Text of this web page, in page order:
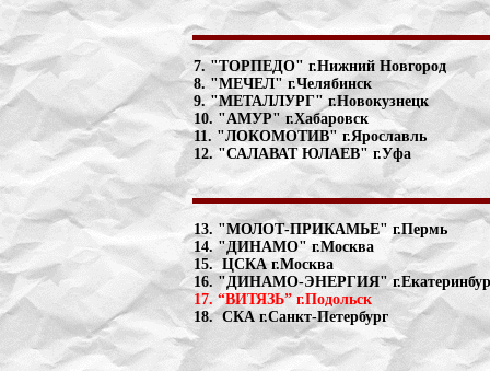
7. "ТОРПЕДО" г.Нижний Новгород
8. "МЕЧЕЛ" г.Челябинск
9. "МЕТАЛЛУРГ" г.Новокузнецк
10. "АМУР" г.Хабаровск
11. "ЛОКОМОТИВ" г.Ярославль
12. "САЛАВАТ ЮЛАЕВ" г.Уфа
13. "МОЛОТ-ПРИКАМЬЕ" г.Пермь
14. "ДИНАМО" г.Москва
15. ЦСКА г.Москва
16. "ДИНАМО-ЭНЕРГИЯ"
17. “ВИТЯЗЬ” г.Подольск
18. СКА г.Санкт-Петербург